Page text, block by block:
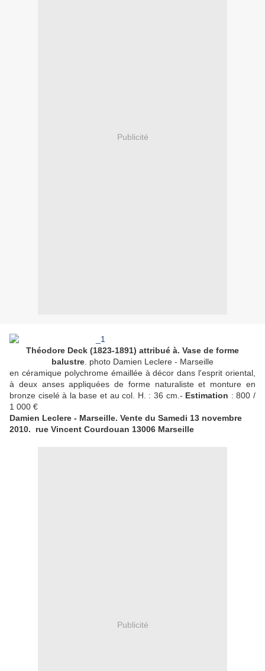
Publicité
Théodore Deck (1823-1891) attribué à. Vase de forme
balustre . photo Damien Leclere - Marseille
en céramique polychrome émaillée à décor dans l'esprit oriental,
à deux anses appliquées de forme naturaliste et monture en
bronze ciselé à la base et au col. H. : 36 cm.- Estimation : 800 /
1 000 €
Damien Leclere - Marseille. Vente du Samedi 13 novembre
2010. rue Vincent Courdouan 13006 Marseille
Publicité